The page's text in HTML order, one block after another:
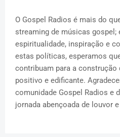
O Gospel Radios é mais do
streaming de músicas gospel;
espiritualidade, inspiração e
estas políticas, esperamos
contribuam para a construção
positivo e edificante.
comunidade Gospel Radios e
jornada abençoada de louvor